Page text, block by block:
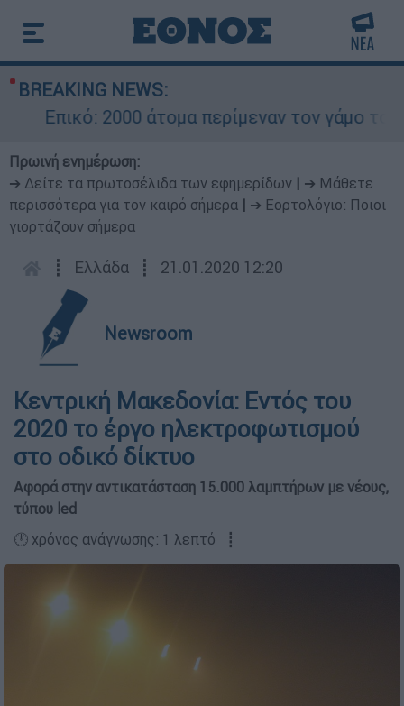
BREAKING NEWS:
Επικό: 2000 άτομα περίμεναν τον γάμο του
Πρωινή ενημέρωση:
➔ Δείτε τα πρωτοσέλιδα των εφημερίδων
➔ Μάθετε
περισσότερα για τον καιρό σήμερα
➔ Εορτολόγιο: Ποιοι
γιορτάζουν σήμερα
┋ Ελλάδα ┋ 21.01.2020 12:20
Newsroom
Κεντρική Μακεδονία: Εντός του
2020 το έργο ηλεκτροφωτισμού
στο οδικό δίκτυο
Aφορά στην αντικατάσταση 15.000 λαμπτήρων με νέους,
τύπου led
🕛 χρόνος ανάγνωσης: 1 λεπτό ┋